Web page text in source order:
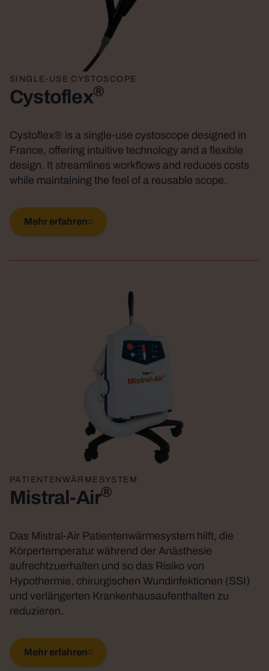
SINGLE-USE CYSTOSCOPE
Cystoflex®
Cystoflex® is a single-use cystoscope designed in
France, offering intuitive technology and a flexible
design. It streamlines workflows and reduces costs
while maintaining the feel of a reusable scope.
Mehr erfahren
PATIENTENWÄRMESYSTEM
Mistral-Air®
Das Mistral-Air Patientenwärmesystem hilft, die
Körpertemperatur während der Anästhesie
aufrechtzuerhalten und so das Risiko von
Hypothermie, chirurgischen Wundinfektionen (SSI)
und verlängerten Krankenhausaufenthalten zu
reduzieren.
Mehr erfahren